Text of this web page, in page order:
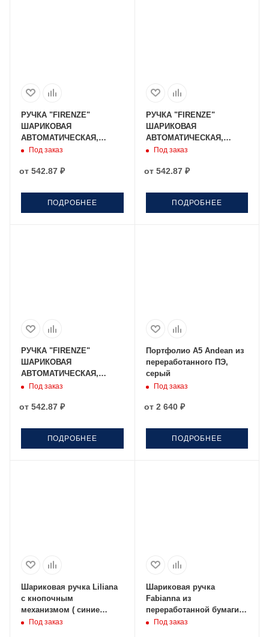
РУЧКА "FIRENZE"
ШАРИКОВАЯ
АВТОМАТИЧЕСКАЯ,
КОРИЧНЕВЫЙ
КОРПУС 1.0 ММ, СИНЯЯ
Под заказ
от 542.87 ₽
ПОДРОБНЕЕ
РУЧКА "FIRENZE"
ШАРИКОВАЯ
АВТОМАТИЧЕСКАЯ,
СЕРЫЙ МЕТАЛЛИЧЕСКИЙ
Под заказ
от 542.87 ₽
ПОДРОБНЕЕ
РУЧКА "FIRENZE"
ШАРИКОВАЯ
АВТОМАТИЧЕСКАЯ,
БЕЛЫЙ МЕТАЛЛИЧЕСКИЙ
Под заказ
от 542.87 ₽
ПОДРОБНЕЕ
Портфолио A5 Andean из
переработанного ПЭ,
серый
Под заказ
от 2 640 ₽
ПОДРОБНЕЕ
Шариковая ручка Liliana
с кнопочным
механизмом ( синие
чернила), синий
Под заказ
Шариковая ручка
Fabianna из
переработанной бумаги,
белый
Под заказ